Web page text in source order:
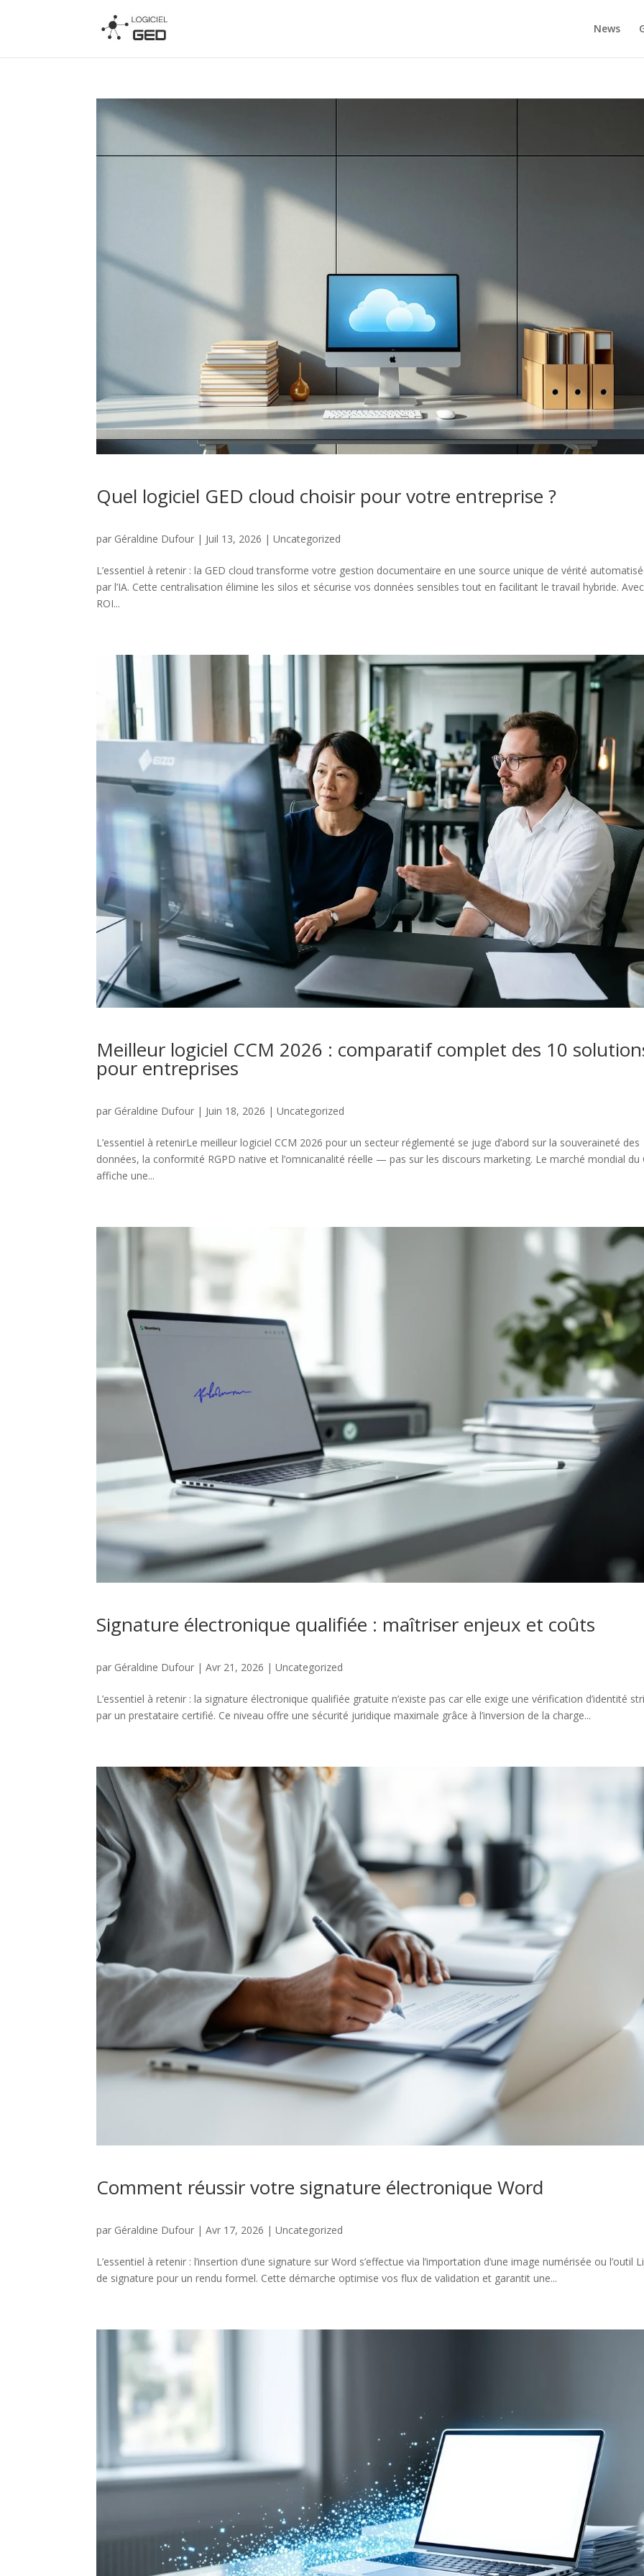
News
Quel logiciel GED cloud choisir pour votre entreprise ?
par Géraldine Dufour | Juil 13, 2026 |Uncategorized
L’essentiel à retenir : la GED cloud transforme votre gestion documentaire en une source unique de vérité
par l’IA. Cette centralisation élimine les silos et sécurise vos données sensibles tout en facilitant le travail hybride.
ROI...
Meilleur logiciel CCM 2026 : comparatif complet des 10
pour entreprises
par Géraldine Dufour | Juin 18, 2026 |Uncategorized
L’essentiel à retenirLe meilleur logiciel CCM 2026 pour un secteur réglementé se juge d’abord sur la souveraineté des
données, la conformité RGPD native et l’omnicanalité réelle — pas sur les discours marketing. Le marché mondial du
affiche une...
Signature électronique qualifiée : maîtriser enjeux et coûts
par Géraldine Dufour |Avr 21, 2026 |Uncategorized
L’essentiel à retenir : la signature électronique qualifiée gratuite n’existe pas car elle exige une vérification d’identité
par un prestataire certifié. Ce niveau offre une sécurité juridique maximale grâce à l’inversion de la charge...
Comment réussir votre signature électronique Word
par Géraldine Dufour |Avr 17, 2026 |Uncategorized
L’essentiel à retenir : l’insertion d’une signature sur Word s’effectue via l’importation d’une image numérisée ou l’outil
de signature pour un rendu formel. Cette démarche optimise vos flux de validation et garantit une...